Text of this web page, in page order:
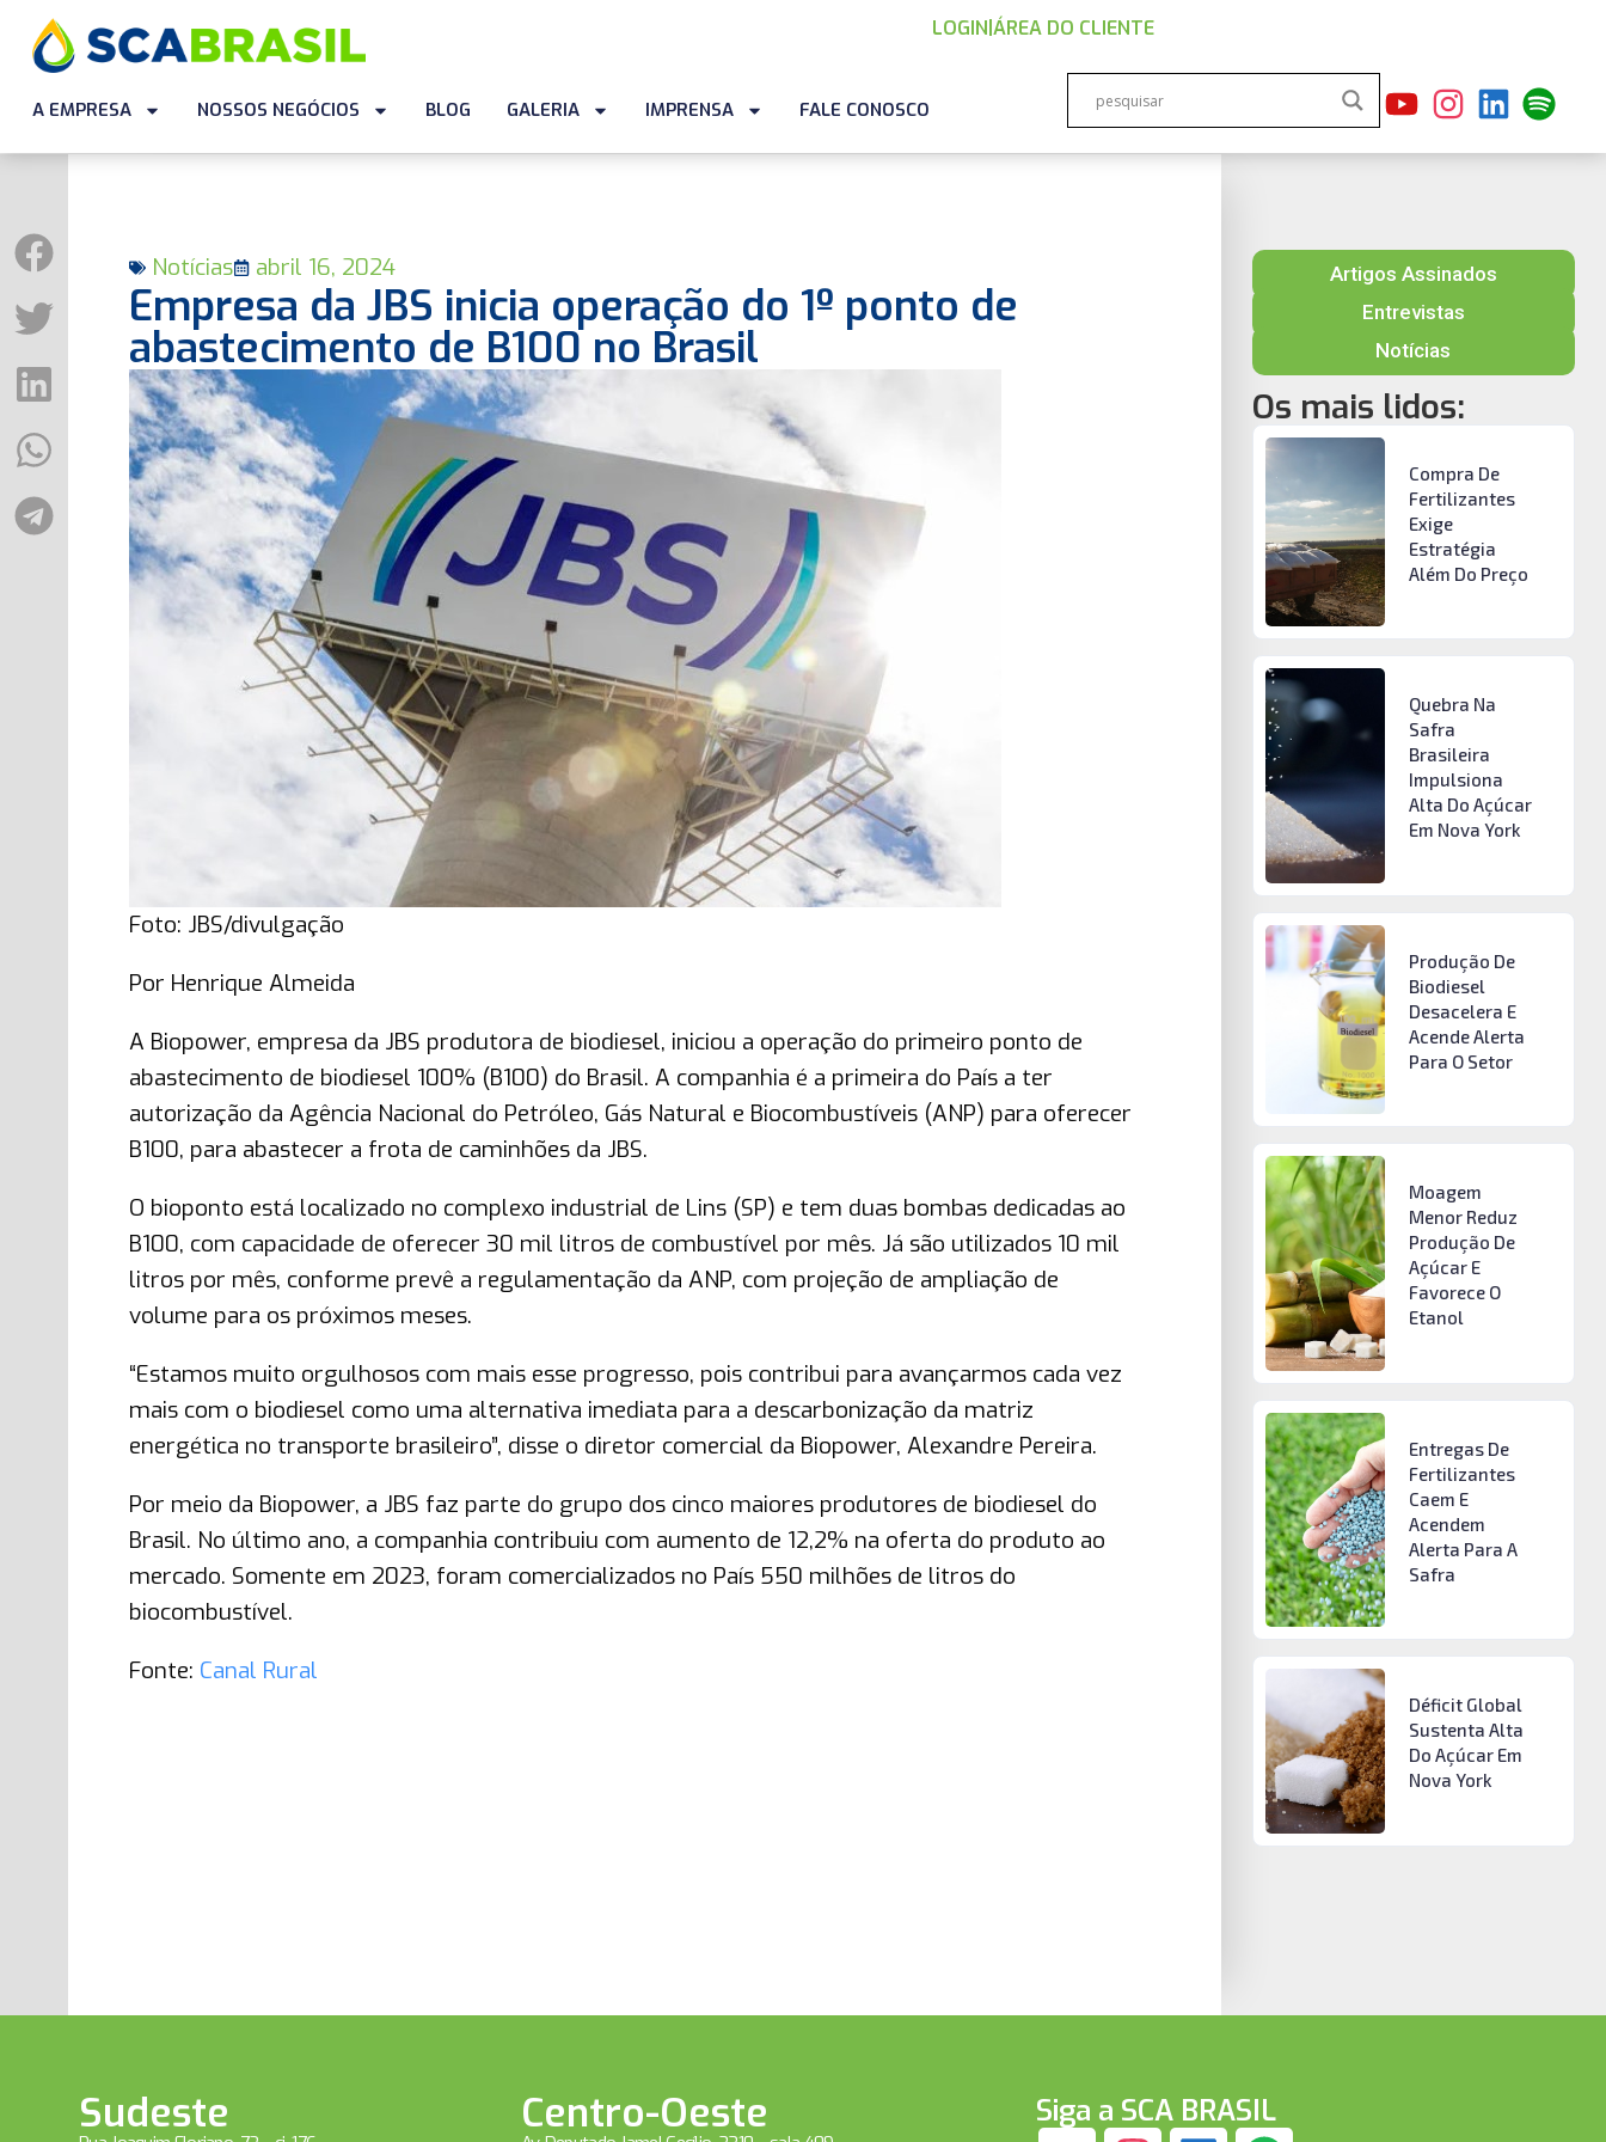
LOGIN |ÁREA DO CLIENTE
A EMPRESA NOSSOS NEGÓCIOS BLOG GALERIA IMPRENSA FALE CONOSCO
Notícias abril 16, 2024
Empresa da JBS inicia operação do 1º ponto de
abastecimento de B100 no Brasil
Foto: JBS/divulgação
Por Henrique Almeida
A Biopower, empresa da JBS produtora de biodiesel, iniciou a operação do primeiro ponto de
abastecimento de biodiesel 100% (B100) do Brasil. A companhia é a primeira do País a ter
autorização da Agência Nacional do Petróleo, Gás Natural e Biocombustíveis (ANP) para oferecer
B100, para abastecer a frota de caminhões da JBS.
O bioponto está localizado no complexo industrial de Lins (SP) e tem duas bombas dedicadas ao
B100, com capacidade de oferecer 30 mil litros de combustível por mês. Já são utilizados 10 mil
litros por mês, conforme prevê a regulamentação da ANP, com projeção de ampliação de
volume para os próximos meses.
“Estamos muito orgulhosos com mais esse progresso, pois contribui para avançarmos cada vez
mais com o biodiesel como uma alternativa imediata para a descarbonização da matriz
energética no transporte brasileiro”, disse o diretor comercial da Biopower, Alexandre Pereira.
Por meio da Biopower, a JBS faz parte do grupo dos cinco maiores produtores de biodiesel do
Brasil. No último ano, a companhia contribuiu com aumento de 12,2% na oferta do produto ao
mercado. Somente em 2023, foram comercializados no País 550 milhões de litros do
biocombustível.
Fonte: Canal Rural
Artigos Assinados
Entrevistas
Notícias
Os mais lidos:
Compra De
Fertilizantes
Exige
Estratégia
Além Do Preço
Quebra Na
Safra
Brasileira
Impulsiona
Alta Do Açúcar
Em Nova York
Produção De
Biodiesel
Desacelera E
Acende Alerta
Para O Setor
Moagem
Menor Reduz
Produção De
Açúcar E
Favorece O
Etanol
Entregas De
Fertilizantes
Caem E
Acendem
Alerta Para A
Safra
Déficit Global
Sustenta Alta
Do Açúcar Em
Nova York
Sudeste Centro-Oeste Siga a SCA BRASIL